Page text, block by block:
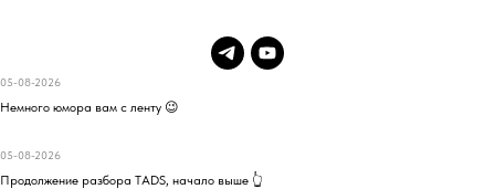
05-08-2026
Немного юмора вам с ленту 😉
05-08-2026
Продолжение разбора TADS, начало выше 👆